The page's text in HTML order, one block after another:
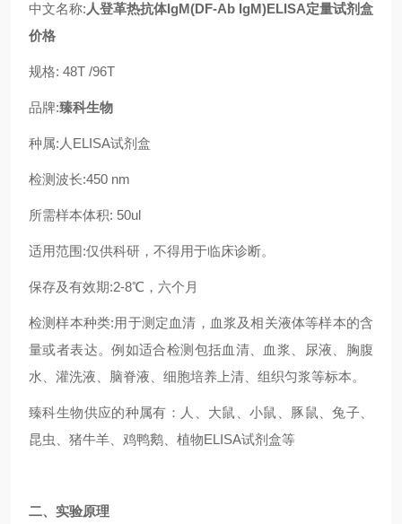
中文名称: 人登革热抗体IgM(DF-Ab IgM)ELISA定量试剂盒
价格
规格: 48T /96T
品牌:臻科生物
种属:人ELISA试剂盒
检测波长:450 nm
所需样本体积: 50ul
适用范围:仅供科研，不得用于临床诊断。
保存及有效期:2-8℃，六个月
检测样本种类:用于测定血清，血浆及相关液体等样本的含
量或者表达。例如适合检测包括血清、血浆、尿液、胸腹
水、灌洗液、脑脊液、细胞培养上清、组织匀浆等标本。
臻科生物供应的种属有：人、大鼠、小鼠、豚鼠、兔子、
昆虫、猪牛羊、鸡鸭鹅、植物ELISA试剂盒等
二、实验原理